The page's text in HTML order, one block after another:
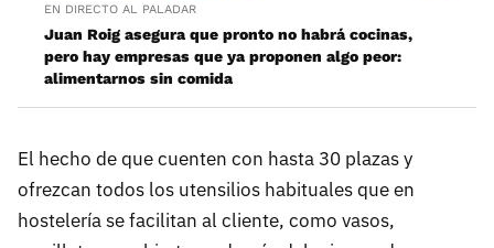
EN DIRECTO AL PALADAR
Juan Roig asegura que pronto no habrá cocinas,
pero hay empresas que ya proponen algo peor:
alimentarnos sin comida
El hecho de que cuenten con hasta 30 plazas y
ofrezcan todos los utensilios habituales que en
hostelería se facilitan al cliente, como vasos,